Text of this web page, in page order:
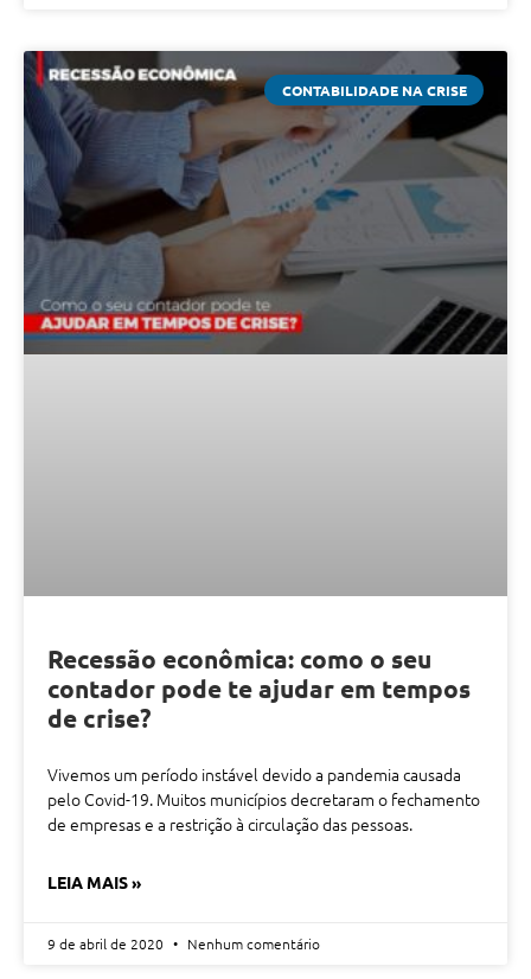
CONTABILIDADE NA CRISE
Recessão econômica: como o seu
contador pode te ajudar em tempos
de crise?
Vivemos um período instável devido a pandemia causada
pelo Covid-19. Muitos municípios decretaram o fechamento
de empresas e a restrição à circulação das pessoas.
LEIA MAIS »
9 de abril de 2020 Nenhum comentário